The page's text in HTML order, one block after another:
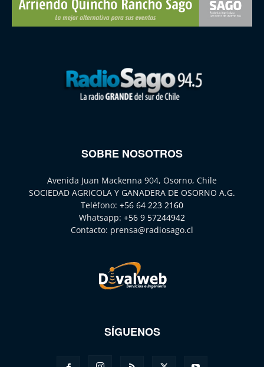
SOBRE NOSOTROS
Avenida Juan Mackenna 904, Osorno, Chile
SOCIEDAD AGRICOLA Y GANADERA DE OSORNO A.G.
Teléfono: +56 64 223 2160
Whatsapp: +56 9 57244942
Contacto: prensa@radiosago.cl
SÍGUENOS